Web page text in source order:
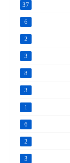
37
6
2
3
8
3
1
6
2
3